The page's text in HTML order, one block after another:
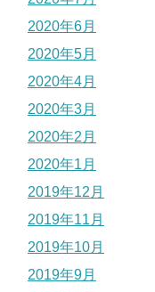
2020年6月
2020年5月
2020年4月
2020年3月
2020年2月
2020年1月
2019年12月
2019年11月
2019年10月
2019年9月